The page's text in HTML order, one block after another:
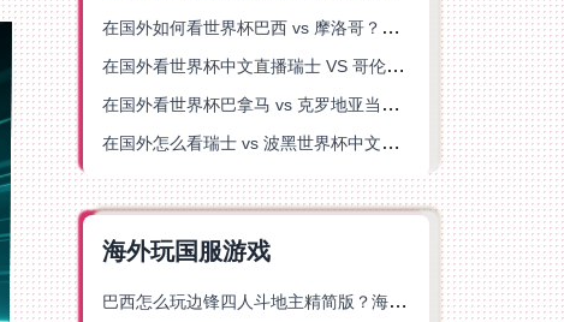
在国外如何看世界杯巴西 vs 摩洛哥？海外党专属体育观赛指南来了
在国外看世界杯中文直播瑞士 VS 哥伦比亚当前地区不可播放？这篇指南帮你搞定
在国外看世界杯巴拿马 vs 克罗地亚当前地区不可播放？这篇指南帮你轻松解决海外体育直播难题
在国外怎么看瑞士 vs 波黑世界杯中文解说？这篇指南帮你搞定所有地区限制问题
海外玩国服游戏
巴西怎么玩边锋四人斗地主精简版？海外游戏党的加速器终极选择